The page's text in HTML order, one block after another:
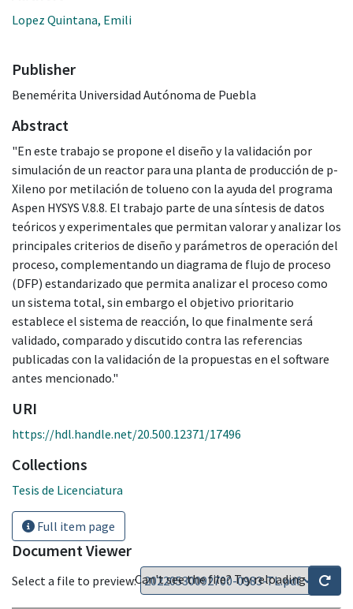
Lopez Quintana, Emili
Publisher
Benemérita Universidad Autónoma de Puebla
Abstract
"En este trabajo se propone el diseño y la validación por
simulación de un reactor para una planta de producción de p-
Xileno por metilación de tolueno con la ayuda del programa
Aspen HYSYS V.8.8. El trabajo parte de una síntesis de datos
teóricos y experimentales que permitan valorar y analizar los
principales criterios de diseño y parámetros de operación del
proceso, complementando un diagrama de flujo de proceso
(DFP) estandarizado que permita analizar el proceso como
un sistema total, sin embargo el objetivo prioritario
establece el sistema de reacción, lo que finalmente será
validado, comparado y discutido contra las referencias
publicadas con la validación de la propuestas en el software
antes mencionado."
URI
https://hdl.handle.net/20.500.12371/17496
Collections
Tesis de Licenciatura
Full item page
Document Viewer
Select a file to preview:Can't see the file? Try reloading